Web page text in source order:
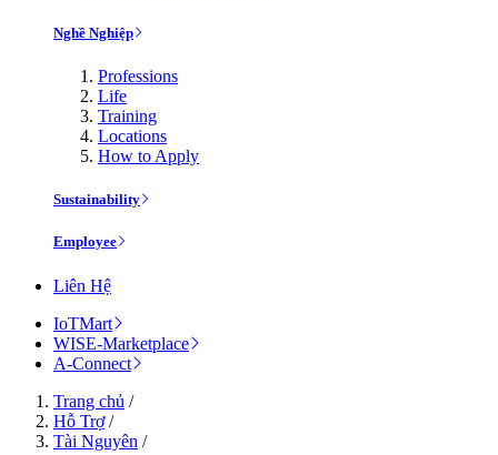
Nghề Nghiệp
Professions
Life
Training
Locations
How to Apply
Sustainability
Employee
Liên Hệ
IoTMart
WISE-Marketplace
A-Connect
Trang chủ /
Hỗ Trợ/
Tài Nguyên /